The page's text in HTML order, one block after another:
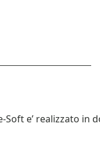
Soft e’ realizzato in